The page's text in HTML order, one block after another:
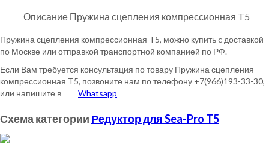
Описание Пружина сцепления компрессионная T5
Пружина сцепления компрессионная T5, можно купить c доставкой
по Москве или отправкой транспортной компанией по РФ.
Если Вам требуется консультация по товару Пружина сцепления
компрессионная T5, позвоните нам по телефону +7(966)193-33-30,
или напишите в
Whatsapp
Схема категории Редуктор для Sea-Pro T5